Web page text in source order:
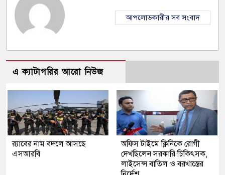
আপলোডকারীর সব সংবাদ
এ ক্যাটাগরির আরো নিউজ
র‍্যাবের নাম বদলে আসছে
এসআরবি
অফিস টাইমে ক্লিনিকে রোগী
দেখছিলেন সরকারি চিকিৎসক,
লাইসেন্স বাতিল ও বরখাস্তের